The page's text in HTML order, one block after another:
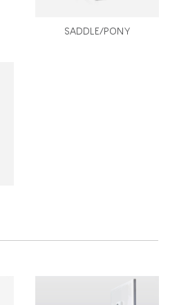
SADDLE/PONY